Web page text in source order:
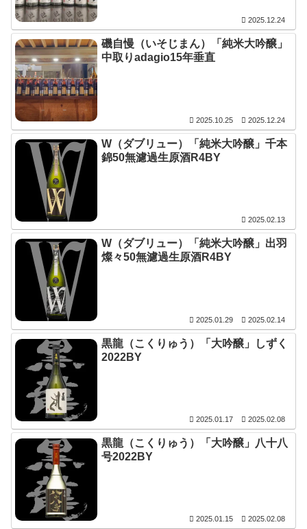
2025.12.24
磯自慢（いそじまん）「純米大吟醸」
中取りadagio15年垂直
2025.10.25 2025.12.24
W（ダブリュー）「純米大吟醸」千本
錦50無濾過生原酒R4BY
2025.02.13
W（ダブリュー）「純米大吟醸」出羽
燦々50無濾過生原酒R4BY
2025.01.29 2025.02.14
黒龍（こくりゅう）「大吟醸」しずく
2022BY
2025.01.17 2025.02.08
黒龍（こくりゅう）「大吟醸」八十八
号2022BY
2025.01.15 2025.02.08